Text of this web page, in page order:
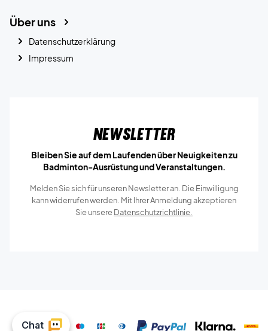
Über uns
Datenschutzerklärung
Impressum
Newsletter
Bleiben Sie auf dem Laufenden über Neuigkeiten zu
Badminton-Ausrüstung und Veranstaltungen.
Melden Sie sich für unseren Newsletter an. Die Einwilligung
kann widerrufen werden. Mit Ihrer Anmeldung akzeptieren
Sie unsereDatenschutzrichtlinie.